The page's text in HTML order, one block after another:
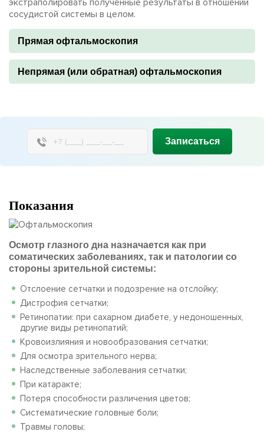
экстраполировать полученные результаты в отношении
сосудистой системы в целом.
Прямая офтальмоскопия
Непрямая (или обратная) офтальмоскопия
Записаться
Показания
Осмотр глазного дна назначается как при
соматических заболеваниях, так и патологии со
стороны зрительной системы:
Отслоение сетчатки и подозрение на отслойку;
Дистрофия сетчатки;
Ретинопатии: при сахарном диабете, у недоношенных,
другие виды ретинопатий;
Кровоизлияния и новообразования сетчатки;
Для осмотра зрительного нерва;
Наследственные заболевания сетчатки;
При катаракте;
Потеря способности различения цветов;
Систематические головные боли;
Травмы головы;